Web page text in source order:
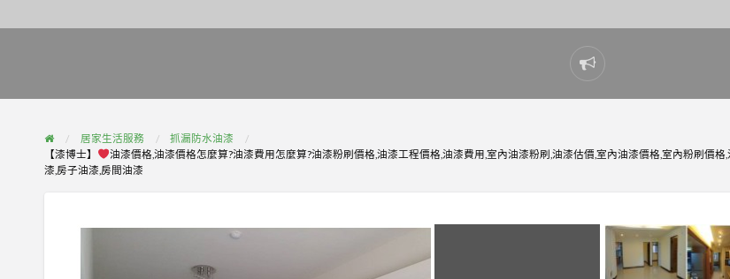
Report
problem
居家生活服務
抓漏防水油漆
【漆博士】
油漆價格,油漆價格怎麼算?油漆費用怎麼算?油漆粉刷價格,油漆工程價格,油漆費用,室內油漆粉刷,油漆估價,室內油漆價格,室內粉刷價
漆,房子油漆,房間油漆